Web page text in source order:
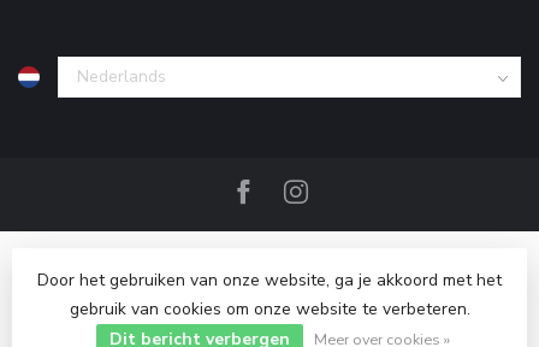
© Copyright 2026 Bankgeheim
Door het gebruiken van onze website, ga je akkoord met het
gebruik van cookies om onze website te verbeteren.
Dit bericht verbergen
Meer over cookies »